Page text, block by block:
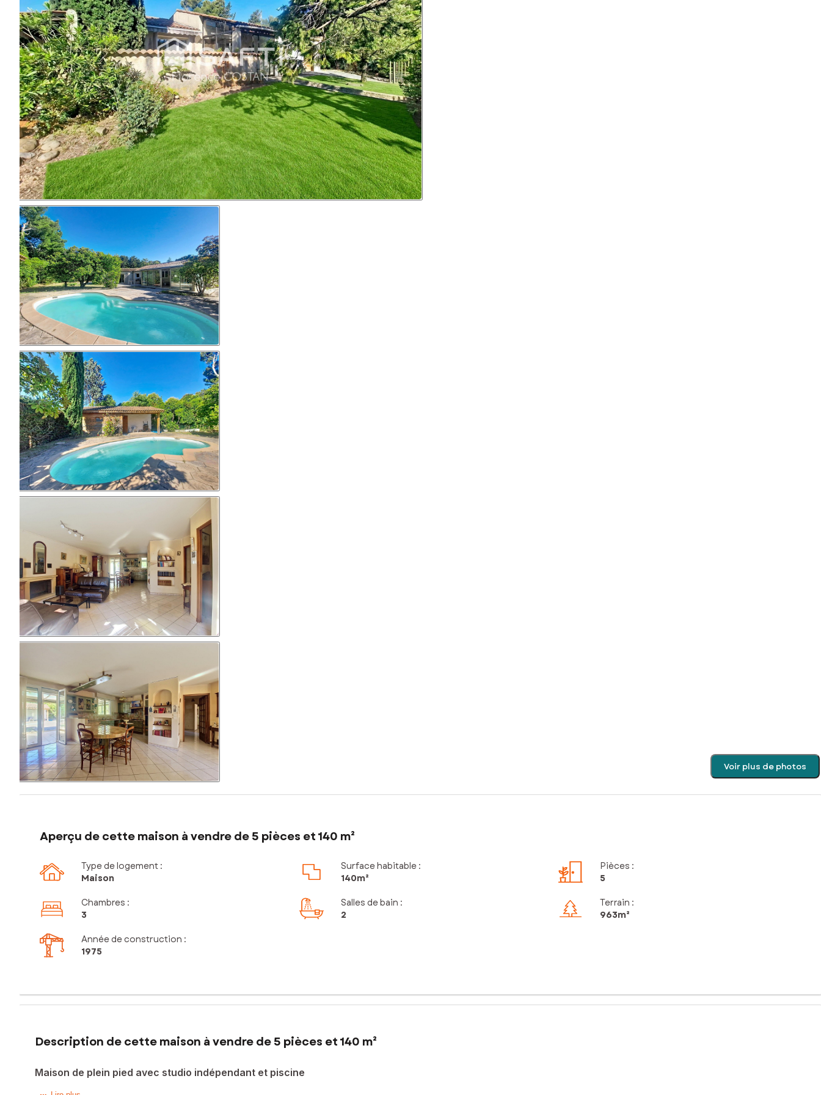
Voir plus de photos
Aperçu de cette maison à vendre de 5 pièces et 140 m²
Type de logement :
Maison
Surface habitable :
140m²
Pièces :
5
Chambres :
3
Salles de bain :
2
Terrain :
963m²
Année de construction :
1975
Description de cette maison à vendre de 5 pièces et 140 m²
Maison de plein pied avec studio indépendant et piscine